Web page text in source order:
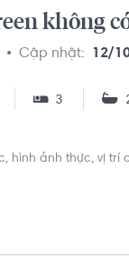
không
Cập nhật: 12/
3
hình ảnh thực, vị trí